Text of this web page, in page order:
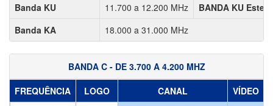
Banda KU
11.700 a 12.200 MHz
BANDA KU
Banda KA
18.000 a 31.000 MHz
BANDA C - DE 3.700 A 4.200 MHZ
FREQUÊNCIA
LOGO CANAL
VÍDEO